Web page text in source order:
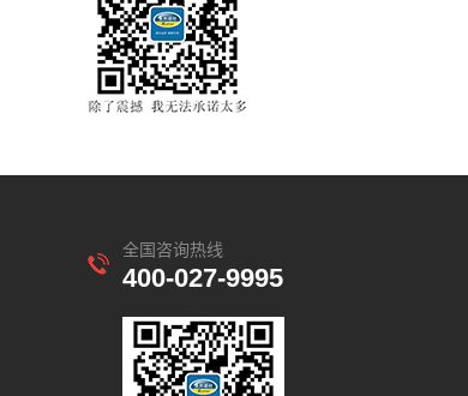
全国咨询热线
400-027-9995